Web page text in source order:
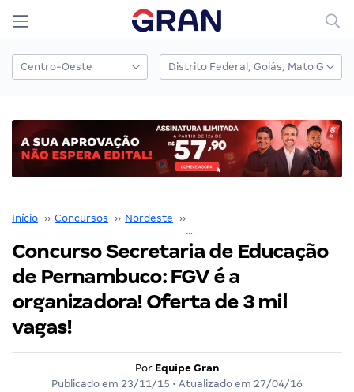
Início ›› Concursos ›› Nordeste ››
Concurso Secretaria de Educação
de Pernambuco: FGV é a
organizadora! Oferta de 3 mil
vagas!
Por Equipe Gran
Publicado em 23/11/15 • Atualizado em 27/04/16